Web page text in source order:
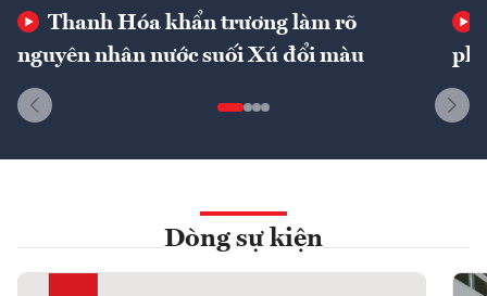
Thanh Hóa khẩn trương làm rõ
nguyên nhân nước suối Xú đổi màu
phí
Dòng sự kiện